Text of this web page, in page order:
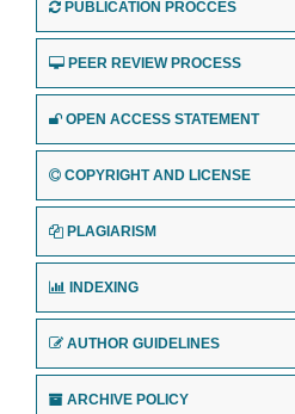
PUBLICATION PROCCES
PEER REVIEW PROCESS
OPEN ACCESS STATEMENT
COPYRIGHT AND LICENSE
PLAGIARISM
INDEXING
AUTHOR GUIDELINES
ARCHIVE POLICY